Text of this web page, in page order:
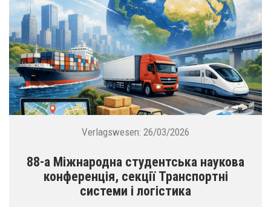
Verlagswesen: 26/03/2026
88-а Міжнародна студентська наукова
конференція, секції Транспортні
системи і логістика